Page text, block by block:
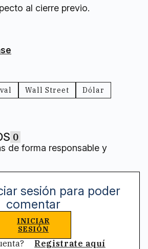
al cierre previo.
Wall Street
Dólar
0
de forma responsable y
sesión para poder
comentar
INICIAR
SESIÓN
Registrate aquí